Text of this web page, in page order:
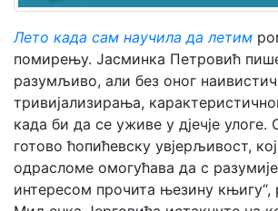
Лето када сам научила да летим
помирењу. Јасминка Петровић
разумљиво, али без оног
тривијализирања,
када би да се уживе у дјечје
готово ћопићевску увјерљивост,
одрасломе омогућава да с
интересом прочита њезину књигу“,